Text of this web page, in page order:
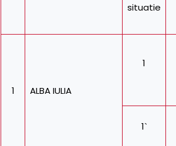
situatie
1 ALBA IULIA
1
1`